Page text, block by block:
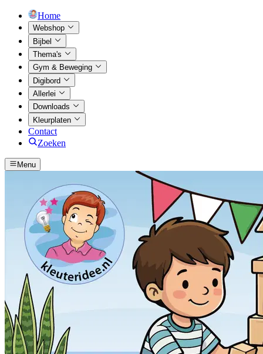
Home
Webshop
Bijbel
Thema's
Gym & Beweging
Digibord
Allerlei
Downloads
Kleurplaten
Contact
Zoeken
Menu